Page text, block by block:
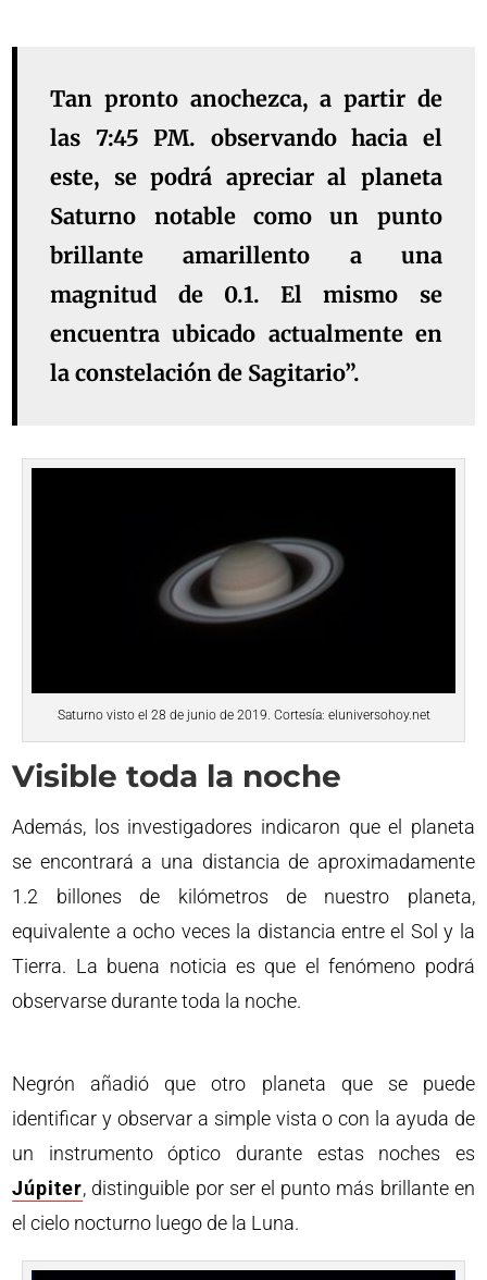
Tan pronto anochezca, a partir de
las 7:45 PM. observando hacia el
este, se podrá apreciar al planeta
Saturno notable como un punto
brillante amarillento a una
magnitud de 0.1. El mismo se
encuentra ubicado actualmente en
la constelación de Sagitario”.
Saturno visto el 28 de junio de 2019. Cortesía: eluniversohoy.net
Visible toda la noche
Además, los investigadores indicaron que el planeta
se encontrará a una distancia de aproximadamente
1.2 billones de kilómetros de nuestro planeta,
equivalente a ocho veces la distancia entre el Sol y la
Tierra. La buena noticia es que el fenómeno podrá
observarse durante toda la noche.
Negrón añadió que otro planeta que se puede
identificar y observar a simple vista o con la ayuda de
un instrumento óptico durante estas noches es
Júpiter, distinguible por ser el punto más brillante en
el cielo nocturno luego de la Luna.